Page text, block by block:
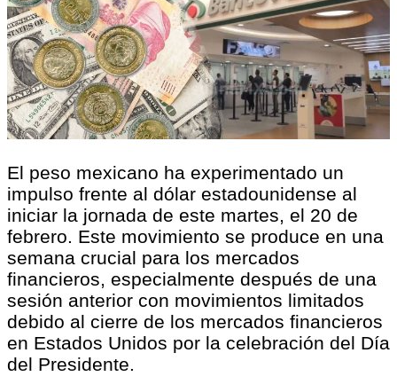
El peso mexicano ha experimentado un
impulso frente al dólar estadounidense al
iniciar la jornada de este martes, el 20 de
febrero. Este movimiento se produce en una
semana crucial para los mercados
financieros, especialmente después de una
sesión anterior con movimientos limitados
debido al cierre de los mercados financieros
en Estados Unidos por la celebración del Día
del Presidente.